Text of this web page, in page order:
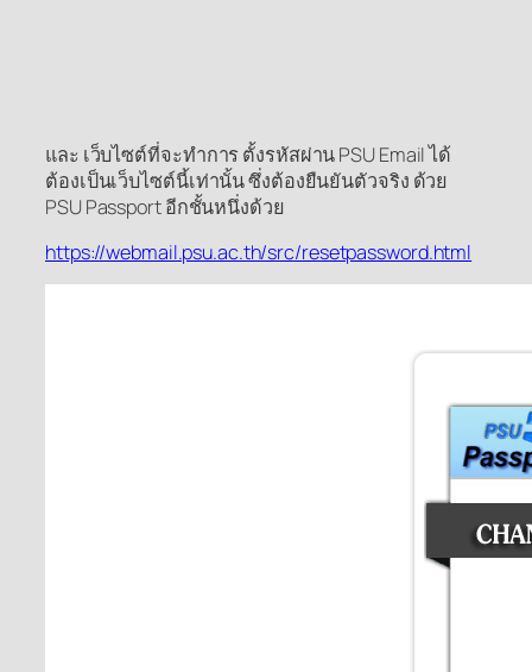
และ เว็บไซต์ที่จะทำการ ตั้งรหัสผ่าน PSU Email ได้
ต้องเป็นเว็บไซต์นี้เท่านั้น ซึ่งต้องยืนยันตัวจริง ด้วย
PSU Passport อีกชั้นหนึ่งด้วย
https://webmail.psu.ac.th/src/resetpassword.html